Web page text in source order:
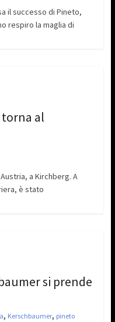
il successo di Pineto,
respiro la maglia di
al
a Kirchberg. A
è stato
si prende
, Kerschbaumer, pineto